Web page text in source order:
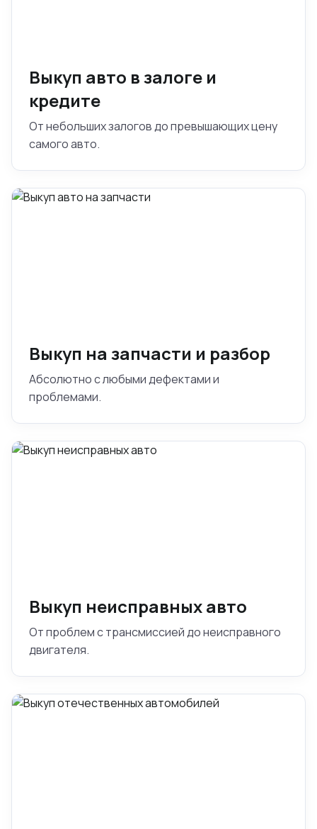
Выкуп авто в залоге и
кредите
От небольших залогов до превышающих цену
самого авто.
Выкуп на запчасти и разбор
Абсолютно с любыми дефектами и
проблемами.
Выкуп неисправных авто
От проблем с трансмиссией до неисправного
двигателя.